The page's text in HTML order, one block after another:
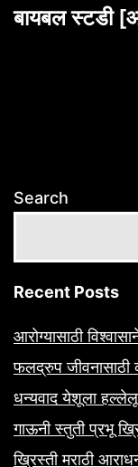
बायबल स्टडी
Search
Recent Posts
आरोग्यासाठी
फलद्रुप जीवनासाठी
धन्यवाद येशूला
गाऊनी स्तुती प्रभू
ख्रिस्ती मराठी